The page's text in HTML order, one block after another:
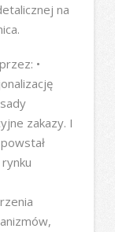
na
•
zakazy. I